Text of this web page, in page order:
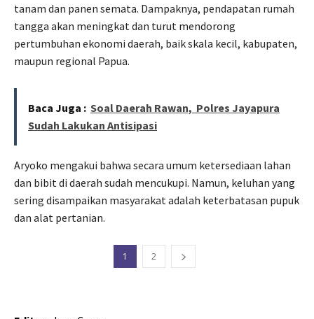
tanam dan panen semata. Dampaknya, pendapatan rumah
tangga akan meningkat dan turut mendorong
pertumbuhan ekonomi daerah, baik skala kecil, kabupaten,
maupun regional Papua.
Baca Juga : Soal Daerah Rawan, Polres Jayapura
Sudah Lakukan Antisipasi
Aryoko mengakui bahwa secara umum ketersediaan lahan
dan bibit di daerah sudah mencukupi. Namun, keluhan yang
sering disampaikan masyarakat adalah keterbatasan pupuk
dan alat pertanian.
1 2